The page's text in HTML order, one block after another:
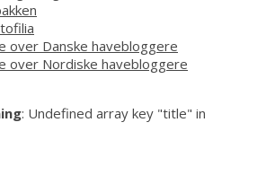
over Danske havebloggere
over Nordiske havebloggere
: Undefined array key "title" in